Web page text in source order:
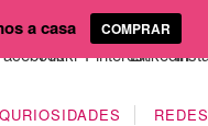
QURIOSIDADES REDES
a casa COMPRAR